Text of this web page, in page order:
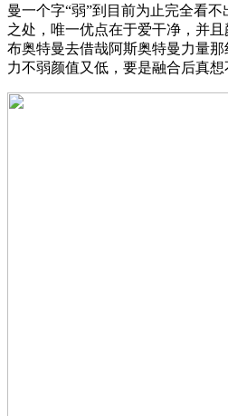
曼一个字“弱”到目前为止完全看
之处，唯一优点在于爱干净，并
布奥特曼去借哉阿斯奥特曼力量
力不弱颜值又低，要是融合后真想